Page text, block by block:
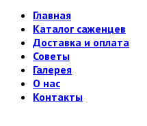
Главная
Каталог саженцев
Доставка и оплата
Советы
Галерея
О нас
Контакты